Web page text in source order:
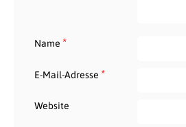
Name *
E-Mail-Adresse *
Website